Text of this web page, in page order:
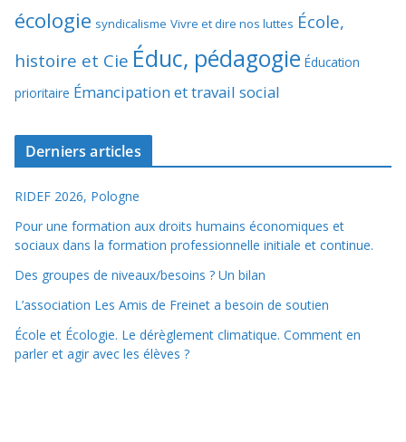
écologie syndicalisme Vivre et dire nos luttes École,
histoire et Cie Éduc, pédagogie Éducation
prioritaire Émancipation et travail social
Derniers articles
RIDEF 2026, Pologne
Pour une formation aux droits humains économiques et
sociaux dans la formation professionnelle initiale et continue.
Des groupes de niveaux/besoins ? Un bilan
L’association Les Amis de Freinet a besoin de soutien
École et Écologie. Le dérèglement climatique. Comment en
parler et agir avec les élèves ?